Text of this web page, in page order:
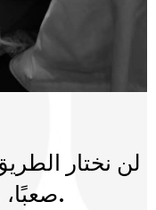
لن نختار
صعبًا، سنسلك الطريق الضروري.